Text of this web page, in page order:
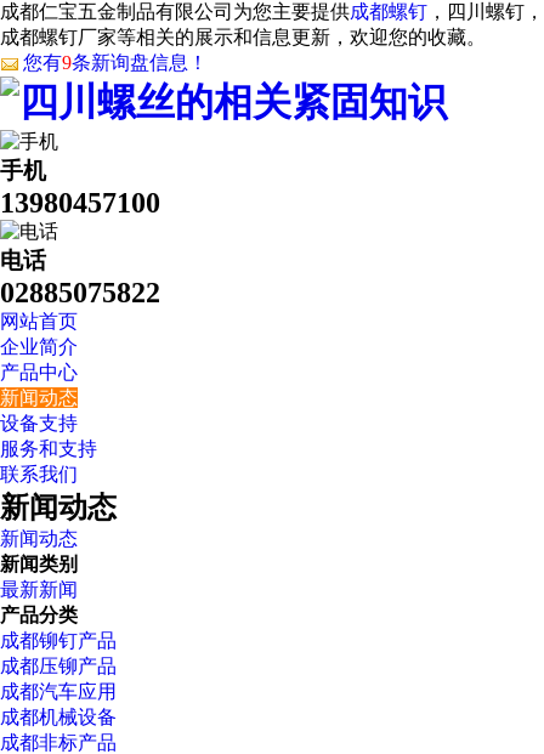
成都仁宝五金制品有限公司为您主要提供成都螺钉 ，四川螺钉，
成都螺钉厂家等相关的展示和信息更新，欢迎您的收藏。
您有9条新询盘信息！
手机
13980457100
电话
02885075822
网站首页
企业简介
产品中心
新闻动态
设备支持
服务和支持
联系我们
新闻动态
新闻动态
新闻类别
最新新闻
产品分类
成都铆钉产品
成都压铆产品
成都汽车应用
成都机械设备
成都非标产品